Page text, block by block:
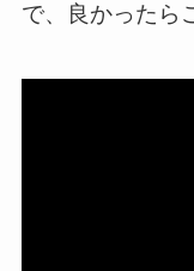
で、良かったら